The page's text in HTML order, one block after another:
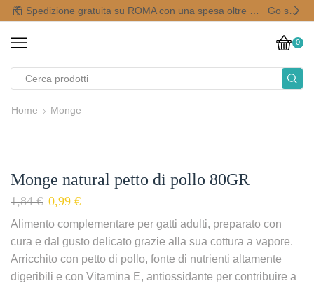
Go shop
0
Home Monge
Monge natural petto di pollo 80GR
1,84€ 0,99 €
Alimento complementare per gatti adulti, preparato con
cura e dal gusto delicato grazie alla sua cottura a vapore.
Arricchito con petto di pollo, fonte di nutrienti altamente
digeribili e con Vitamina E, antiossidante per contribuire a